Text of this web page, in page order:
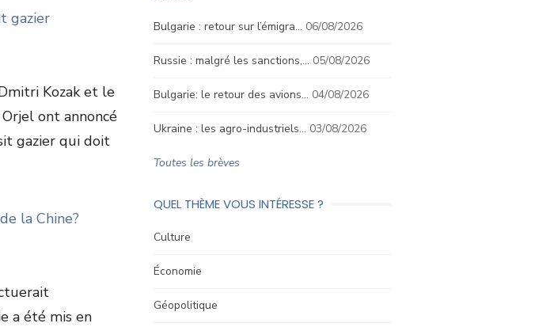
gazier
Kozak et le
ont annoncé
gazier qui doit
la Chine?
a été mis en
Bulgarie : retour sur l’émigra… 06/08/2026
Russie : malgré les sanctions,… 05/08/2026
Bulgarie: le retour des avions… 04/08/2026
Ukraine : les agro-industriels… 03/08/2026
Toutes les brèves
QUEL THÈME VOUS INTÉRESSE ?
Culture
Économie
Géopolitique